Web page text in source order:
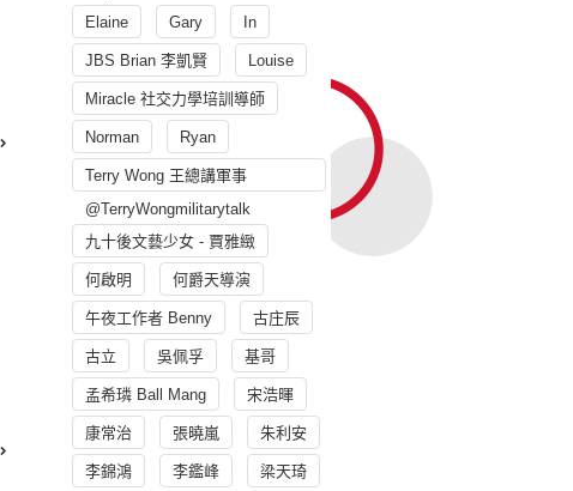
Elaine
Gary In
JBS Brian 李凱賢 Louise
Miracle 社交力學培訓導師
Norman Ryan
Terry Wong 王總講軍事
@TerryWongmilitarytalk
九十後文藝少女 - 賈雅緻
何啟明 何爵天導演
午夜工作者 Benny 古庄辰
古立 吳佩孚 基哥
孟希璘 Ball Mang 宋浩暉
康常治 張曉嵐 朱利安
李錦鴻 李鑑峰 梁天琦